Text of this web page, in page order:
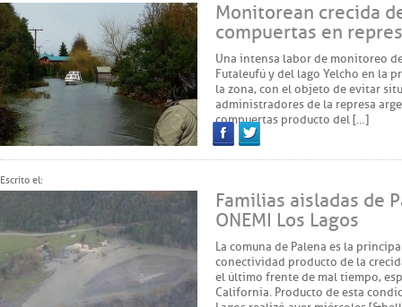
Monitorean crecida
compuertas en
Una intensa labor de monitoreo
Futaleufú y del lago Yelcho en la
la zona, con el objeto de evitar
administradores de la represa
compuertas producto del […]
FacebookTwitter
Escrito el:
Familias aisladas de
ONEMI Los Lagos
La comuna de Palena es la
conectividad producto de la
el último frente de mal tiempo,
California. Producto de esta